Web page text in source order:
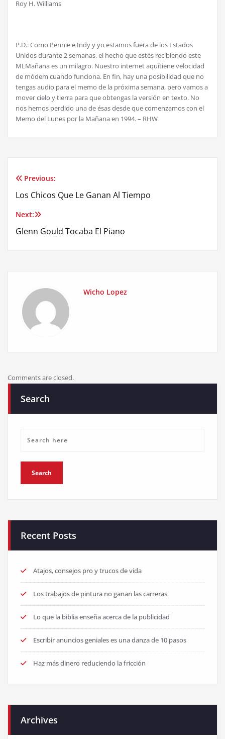
Roy H. Williams
P.D.: Como Pennie e Indy y yo estamos fuera de los Estados
Unidos durante 2 semanas, el hecho que estés recibiendo este
MLMañana es un milagro. Nuestro internet aquítiene velocidad
de módem cuando funciona. En fin, hay una posibilidad que no
tengas audio para el memo de la próxima semana, pero vamos a
mover cielo y tierra para que obtengas la versión en texto. No
nos hemos perdido una de ésas desde que comenzamos con el
Memo del Lunes por la Mañana en 1994. – RHW
Post
navigation
Previous:
Los Chicos Que Le Ganan Al Tiempo
Next:
Glenn Gould Tocaba El Piano
Wicho Lopez
Comments are closed.
Search
Recent Posts
Atajos, consejos pro y trucos de vida
Los trabajos de pintura no ganan las carreras
Lo que la biblia enseña acerca de la publicidad
Escribir anuncios geniales es una danza de 10 pasos
Haz más dinero reduciendo la fricción
Archives